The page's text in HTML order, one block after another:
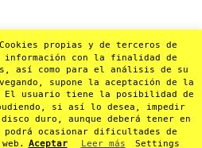
propias y de terceros de
con la finalidad de
así como para el análisis de su
supone la aceptación de la
El usuario tiene la posibilidad de
si así lo desea, impedir
duro, aunque deberá tener en
podrá ocasionar dificultades de
Aceptar Leer más Settings